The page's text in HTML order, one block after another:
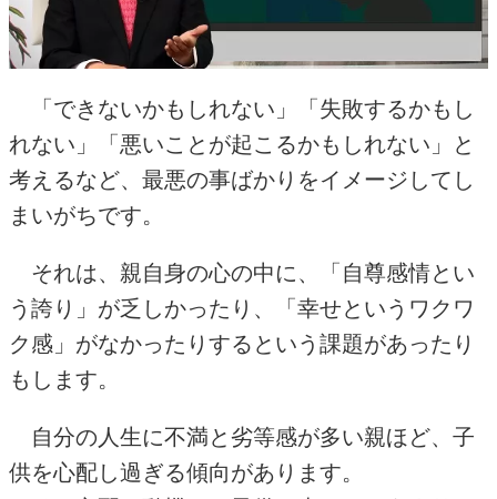
「できないかもしれない」「失敗するかもし
れない」「悪いことが起こるかもしれない」と
考えるなど、最悪の事ばかりをイメージしてし
まいがちです。
それは、親自身の心の中に、「自尊感情とい
う誇り」が乏しかったり、「幸せというワクワ
ク感」がなかったりするという課題があったり
もします。
自分の人生に不満と劣等感が多い親ほど、子
供を心配し過ぎる傾向があります。